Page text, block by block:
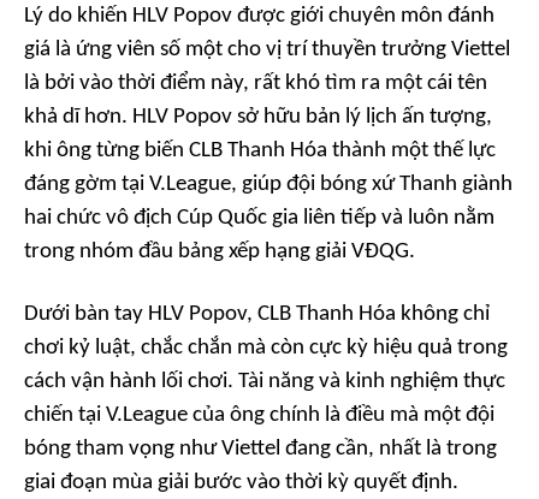
Lý do khiến HLV Popov được giới chuyên môn đánh
giá là ứng viên số một cho vị trí thuyền trưởng Viettel
là bởi vào thời điểm này, rất khó tìm ra một cái tên
khả dĩ hơn. HLV Popov sở hữu bản lý lịch ấn tượng,
khi ông từng biến CLB Thanh Hóa thành một thế lực
đáng gờm tại V.League, giúp đội bóng xứ Thanh giành
hai chức vô địch Cúp Quốc gia liên tiếp và luôn nằm
trong nhóm đầu bảng xếp hạng giải VĐQG.
Dưới bàn tay HLV Popov, CLB Thanh Hóa không chỉ
chơi kỷ luật, chắc chắn mà còn cực kỳ hiệu quả trong
cách vận hành lối chơi. Tài năng và kinh nghiệm thực
chiến tại V.League của ông chính là điều mà một đội
bóng tham vọng như Viettel đang cần, nhất là trong
giai đoạn mùa giải bước vào thời kỳ quyết định.